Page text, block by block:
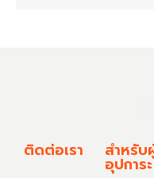
ติดต่อเรา สำหรับ
อุปการะ